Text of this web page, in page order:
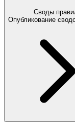
Своды
Опубликование